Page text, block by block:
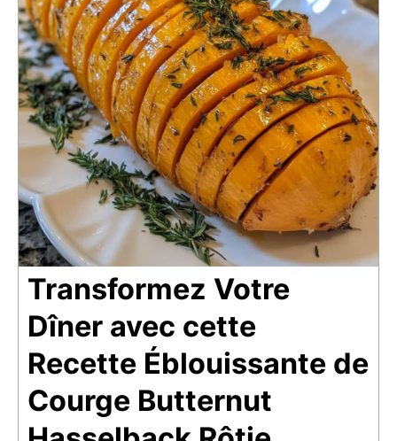
Transformez Votre
Dîner avec cette
Recette Éblouissante de
Courge Butternut